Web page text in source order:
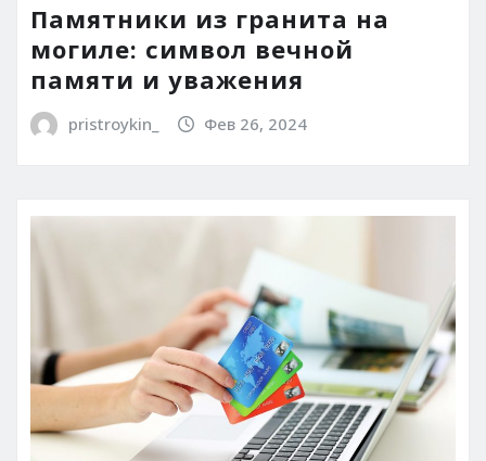
Памятники из гранита на
могиле: символ вечной
памяти и уважения
pristroykin_ Фев 26, 2024